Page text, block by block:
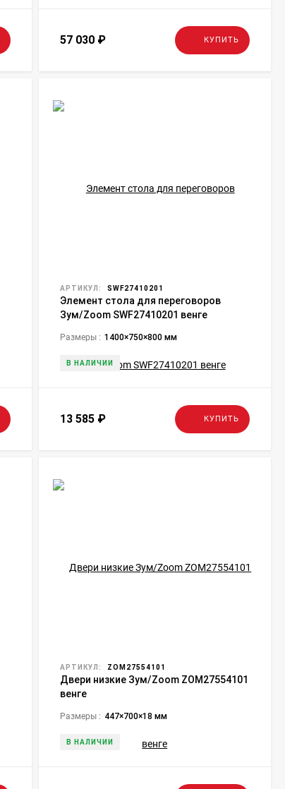
57 030 ₽ КУПИТЬ
АРТИКУЛ: SWF27410201
Элемент стола для переговоров
Зум/Zoom SWF27410201 венге
Размеры : 1400×750×800 мм
В НАЛИЧИИ
13 585 ₽ КУПИТЬ
АРТИКУЛ: ZOM27554101
Двери низкие Зум/Zoom ZOM27554101
венге
Размеры : 447×700×18 мм
В НАЛИЧИИ